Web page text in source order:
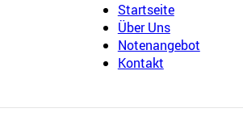
Startseite
Über Uns
Notenangebot
Kontakt